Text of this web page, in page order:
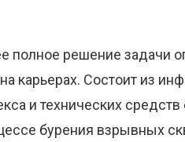
полное решение задачи
карьерах. Состоит из
и технических
бурения взрывных